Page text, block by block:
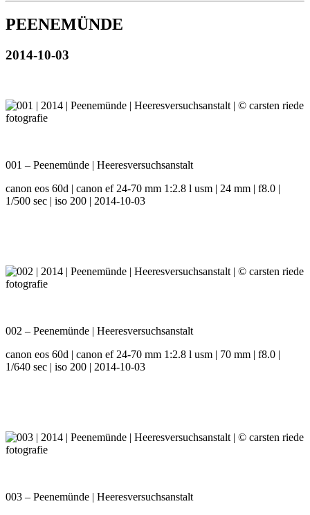
PEENEMÜNDE
2014-10-03
001 – Peenemünde | Heeresversuchsanstalt
canon eos 60d | canon ef 24-70 mm 1:2.8 l usm | 24 mm | f8.0 |
1/500 sec | iso 200 | 2014-10-03
002 – Peenemünde | Heeresversuchsanstalt
canon eos 60d | canon ef 24-70 mm 1:2.8 l usm | 70 mm | f8.0 |
1/640 sec | iso 200 | 2014-10-03
003 – Peenemünde | Heeresversuchsanstalt